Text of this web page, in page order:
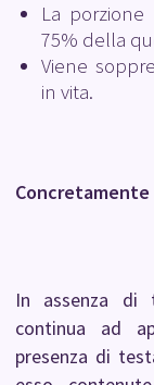
La
75% della
Viene
in vita.
Concretamente
In assenza di
continua ad
presenza di